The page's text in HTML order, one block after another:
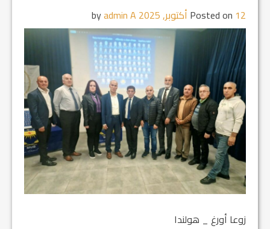
Posted on 12 أكتوبر, 2025 admin A
زوعا أورغ _ هولندا